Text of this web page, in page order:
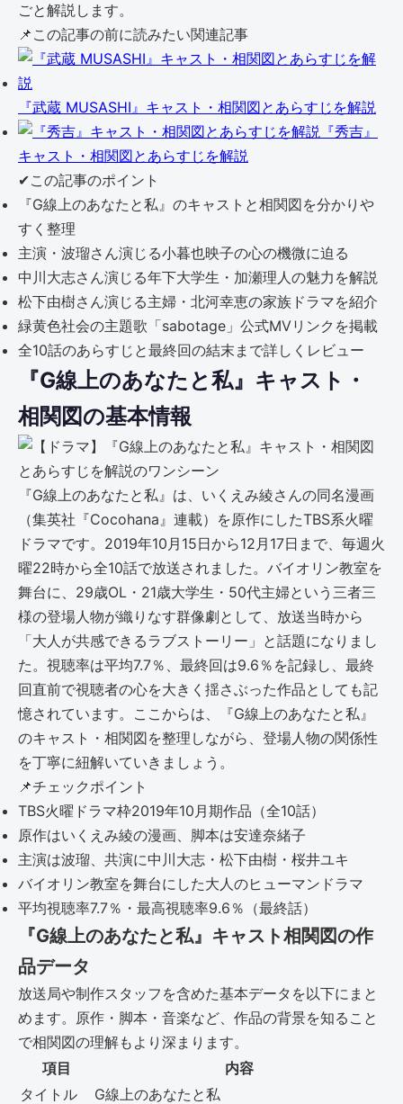
ごと解説します。
📌 この記事の前に読みたい関連記事
『武蔵 MUSASHI』キャスト・相関図とあらすじを解説
『秀吉』
キャスト・相関図とあらすじを解説
✔この記事のポイント
『G線上のあなたと私』のキャストと相関図を分かりや
すく整理
主演・波瑠さん演じる小暮也映子の心の機微に迫る
中川大志さん演じる年下大学生・加瀬理人の魅力を解説
松下由樹さん演じる主婦・北河幸恵の家族ドラマを紹介
緑黄色社会の主題歌「sabotage」公式MVリンクを掲載
全10話のあらすじと最終回の結末まで詳しくレビュー
『G線上のあなたと私』キャスト・
相関図の基本情報
『G線上のあなたと私』は、いくえみ綾さんの同名漫画
（集英社『Cocohana』連載）を原作にしたTBS系火曜
ドラマです。2019年10月15日から12月17日まで、毎週火
曜22時から全10話で放送されました。バイオリン教室を
舞台に、29歳OL・21歳大学生・50代主婦という三者三
様の登場人物が織りなす群像劇として、放送当時から
「大人が共感できるラブストーリー」と話題になりまし
た。視聴率は平均7.7％、最終回は9.6％を記録し、最終
回直前で視聴者の心を大きく揺さぶった作品としても記
憶されています。ここからは、『G線上のあなたと私』
のキャスト・相関図を整理しながら、登場人物の関係性
を丁寧に紐解いていきましょう。
📌チェックポイント
TBS火曜ドラマ枠2019年10月期作品（全10話）
原作はいくえみ綾の漫画、脚本は安達奈緒子
主演は波瑠、共演に中川大志・松下由樹・桜井ユキ
バイオリン教室を舞台にした大人のヒューマンドラマ
平均視聴率7.7％・最高視聴率9.6％（最終話）
『G線上のあなたと私』キャスト相関図の作
品データ
放送局や制作スタッフを含めた基本データを以下にまと
めます。原作・脚本・音楽など、作品の背景を知ること
で相関図の理解もより深まります。
項目
内容
タイトル
G線上のあなたと私